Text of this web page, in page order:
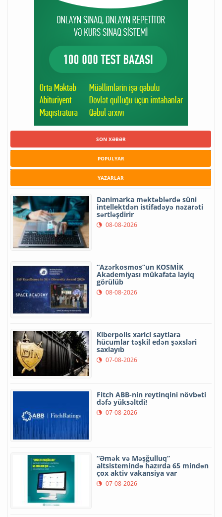
SON XƏBƏR
POPULYAR
YAZARLAR
Danimarka məktəblərdə süni
intellektdən istifadəyə nəzarəti
sərtləşdirir
08-08-2026
“Azərkosmos”un KOSMİK
Akademiyası mükafata layiq
görülüb
08-08-2026
Kiberpolis xarici saytlara
hücumlar təşkil edən şəxsləri
saxlayıb
07-08-2026
Fitch ABB-nin reytinqini növbəti
dəfə yüksəltdi!
07-08-2026
“Əmək və Məşğulluq”
altsistemində hazırda 65 mindən
çox aktiv vakansiya var
07-08-2026